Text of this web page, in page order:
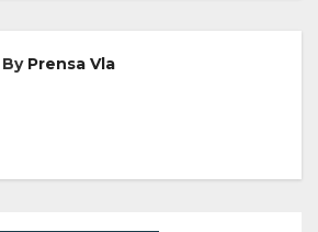
By Prensa Vla